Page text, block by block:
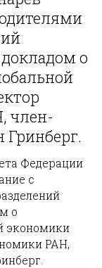
о
член-
Гринберг.
Федерации
с
о
экономики
РАН,